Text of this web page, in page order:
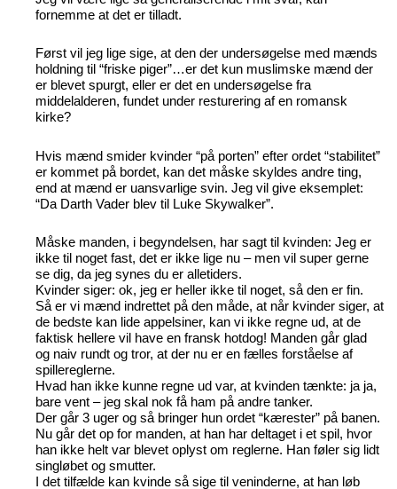
fornemme at det er tilladt.
Først vil jeg lige sige, at den der undersøgelse med mænds
holdning til “friske piger”…er det kun muslimske mænd der
er blevet spurgt, eller er det en undersøgelse fra
middelalderen, fundet under resturering af en romansk
kirke?
Hvis mænd smider kvinder “på porten” efter ordet “stabilitet”
er kommet på bordet, kan det måske skyldes andre ting,
end at mænd er uansvarlige svin. Jeg vil give eksemplet:
“Da Darth Vader blev til Luke Skywalker”.
Måske manden, i begyndelsen, har sagt til kvinden: Jeg er
ikke til noget fast, det er ikke lige nu – men vil super gerne
se dig, da jeg synes du er alletiders.
Kvinder siger: ok, jeg er heller ikke til noget, så den er fin.
Så er vi mænd indrettet på den måde, at når kvinder siger, at
de bedste kan lide appelsiner, kan vi ikke regne ud, at de
faktisk hellere vil have en fransk hotdog! Manden går glad
og naiv rundt og tror, at der nu er en fælles forståelse af
spillereglerne.
Hvad han ikke kunne regne ud var, at kvinden tænkte: ja ja,
bare vent – jeg skal nok få ham på andre tanker.
Der går 3 uger og så bringer hun ordet “kærester” på banen.
Nu går det op for manden, at han har deltaget i et spil, hvor
han ikke helt var blevet oplyst om reglerne. Han føler sig lidt
singløbet og smutter.
I det tilfælde kan kvinde så sige til veninderne, at han løb